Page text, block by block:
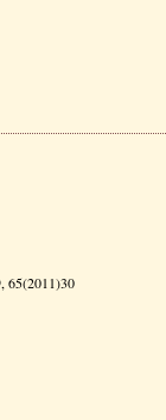
65(2011)30